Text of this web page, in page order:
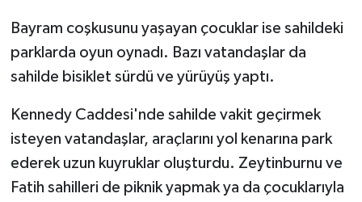
Bayram coşkusunu yaşayan çocuklar ise sahildeki
parklarda oyun oynadı. Bazı vatandaşlar da
sahilde bisiklet sürdü ve yürüyüş yaptı.
Kennedy Caddesi'nde sahilde vakit geçirmek
isteyen vatandaşlar, araçlarını yol kenarına park
ederek uzun kuyruklar oluşturdu. Zeytinburnu ve
Fatih sahilleri de piknik yapmak ya da çocuklarıyla